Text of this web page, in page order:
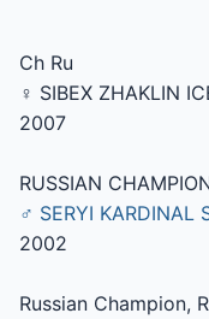
Ch Ru
♀ SIBEX ZHAKLIN
2007
RUSSIAN
♂ SERYI KARDINAL
2002
Russian Champion,